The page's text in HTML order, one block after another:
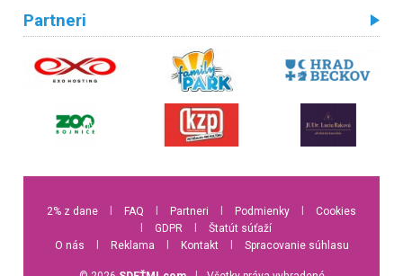
Partneri
2% z dane FAQ Partneri Podmienky
Cookies
GDPR
Štatút súťaží
O nás
Reklama Kontakt Spracovanie súhlasu